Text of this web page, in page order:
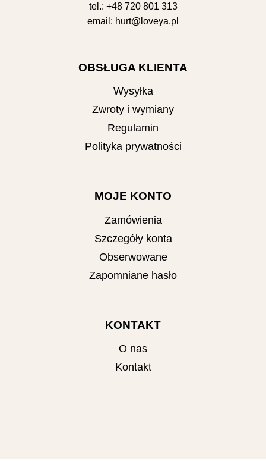
tel.: +48 720 801 313
email: hurt@loveya.pl
OBSŁUGA KLIENTA
Wysyłka
Zwroty i wymiany
Regulamin
Polityka prywatności
MOJE KONTO
Zamówienia
Szczegóły konta
Obserwowane
Zapomniane hasło
KONTAKT
O nas
Kontakt